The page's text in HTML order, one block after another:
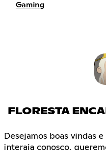
Gaming
FLORESTA
Desejamos boas vindas
interaja conosco,